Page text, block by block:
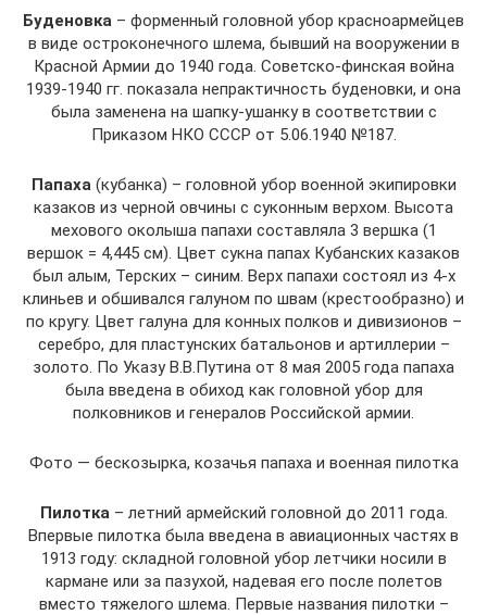
Буденовка – форменный головной убор красноармейцев
в виде остроконечного шлема, бывший на вооружении в
Красной Армии до 1940 года. Советско-финская война
1939-1940 гг. показала непрактичность буденовки, и она
была заменена на шапку-ушанку в соответствии с
Приказом НКО СССР от 5.06.1940 №187.
Папаха (кубанка) – головной убор военной экипировки
казаков из черной овчины с суконным верхом. Высота
мехового околыша папахи составляла 3 вершка (1
вершок = 4,445 см). Цвет сукна папах Кубанских казаков
был алым, Терских – синим. Верх папахи состоял из 4-х
клиньев и обшивался галуном по швам (крестообразно) и
по кругу. Цвет галуна для конных полков и дивизионов –
серебро, для пластунских батальонов и артиллерии –
золото. По Указу В.В.Путина от 8 мая 2005 года папаха
была введена в обиход как головной убор для
полковников и генералов Российской армии.
Фото — бескозырка, козачья папаха и военная пилотка
Пилотка – летний армейский головной до 2011 года.
Впервые пилотка была введена в авиационных частях в
1913 году: складной головной убор летчики носили в
кармане или за пазухой, надевая его после полетов
вместо тяжелого шлема. Первые названия пилотки –